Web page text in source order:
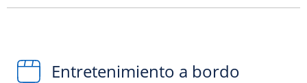
Entretenimiento a bordo